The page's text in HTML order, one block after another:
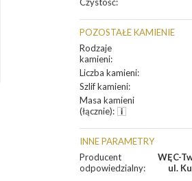
POZOSTAŁE KAMIENIE
Rodzaje
kamieni:
Liczba kamieni:
Szlif kamieni:
Masa kamieni
(łącznie):
INNE PARAMETRY
Producent
odpowiedzialny:
WĘC-
ul.